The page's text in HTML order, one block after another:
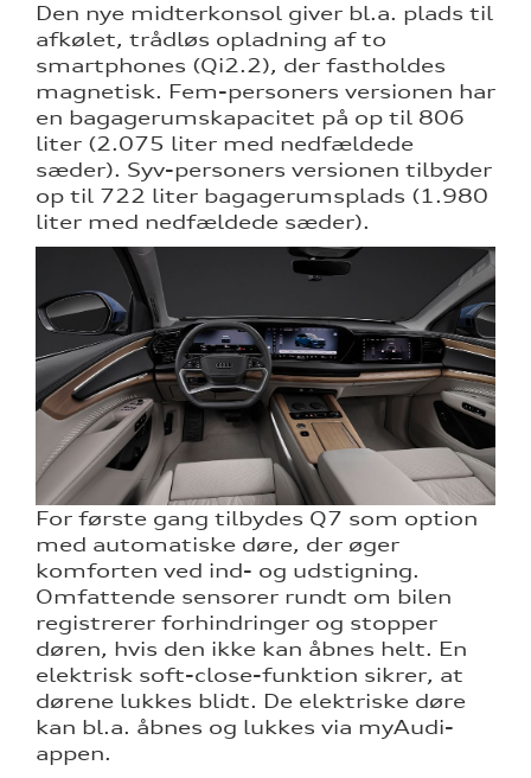
Den nye midterkonsol giver bl.a. plads til
afkølet, trådløs opladning af to
smartphones (Qi2.2), der fastholdes
magnetisk. Fem-personers versionen har
en bagagerumskapacitet på op til 806
liter (2.075 liter med nedfældede
sæder). Syv-personers versionen tilbyder
op til 722 liter bagagerumsplads (1.980
liter med nedfældede sæder).
For første gang tilbydes Q7 som option
med automatiske døre, der øger
komforten ved ind- og udstigning.
Omfattende sensorer rundt om bilen
registrerer forhindringer og stopper
døren, hvis den ikke kan åbnes helt. En
elektrisk soft-close-funktion sikrer, at
dørene lukkes blidt. De elektriske døre
kan bl.a. åbnes og lukkes via myAudi-
appen.